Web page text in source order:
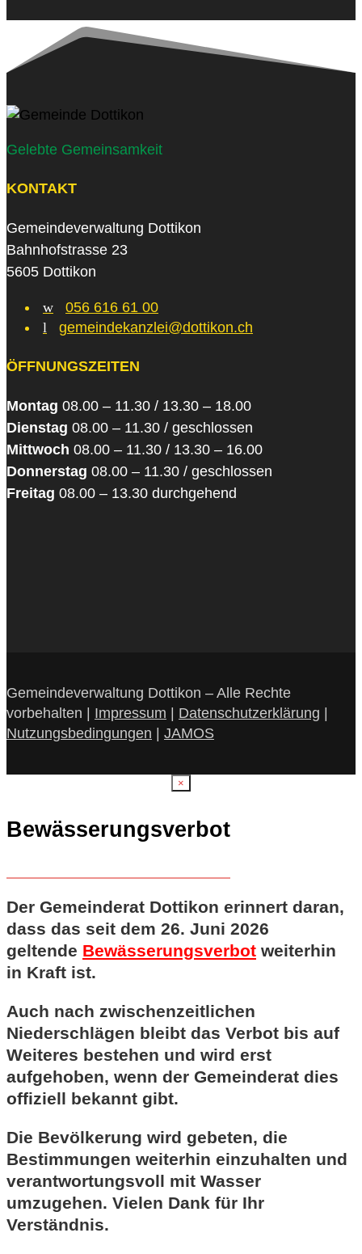
Gelebte Gemeinsamkeit
KONTAKT
Gemeindeverwaltung Dottikon
Bahnhofstrasse 23
5605 Dottikon
w
056 616 61 00
l
gemeindekanzlei@dottikon.ch
ÖFFNUNGSZEITEN
Montag 08.00 – 11.30 / 13.30 – 18.00
Dienstag 08.00 – 11.30 / geschlossen
Mittwoch 08.00 – 11.30 / 13.30 – 16.00
Donnerstag 08.00 – 11.30 / geschlossen
Freitag 08.00 – 13.30 durchgehend
Gemeindeverwaltung Dottikon – Alle Rechte
vorbehalten | Impressum | Datenschutzerklärung |
Nutzungsbedingungen | JAMOS
×
Bewässerungsverbot
Der Gemeinderat Dottikon erinnert daran,
dass das seit dem 26. Juni 2026
geltende Bewässerungsverbot weiterhin
in Kraft ist.
Auch nach zwischenzeitlichen
Niederschlägen bleibt das Verbot bis auf
Weiteres bestehen und wird erst
aufgehoben, wenn der Gemeinderat dies
offiziell bekannt gibt.
Die Bevölkerung wird gebeten, die
Bestimmungen weiterhin einzuhalten und
verantwortungsvoll mit Wasser
umzugehen. Vielen Dank für Ihr
Verständnis.